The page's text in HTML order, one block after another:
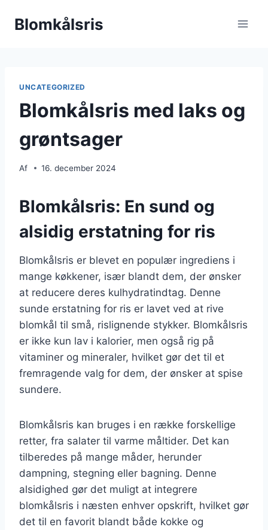
Blomkålsris
UNCATEGORIZED
Blomkålsris med laks og
grøntsager
Af 16. december 2024
Blomkålsris: En sund og
alsidig erstatning for ris
Blomkålsris er blevet en populær ingrediens i
mange køkkener, især blandt dem, der ønsker
at reducere deres kulhydratindtag. Denne
sunde erstatning for ris er lavet ved at rive
blomkål til små, rislignende stykker. Blomkålsris
er ikke kun lav i kalorier, men også rig på
vitaminer og mineraler, hvilket gør det til et
fremragende valg for dem, der ønsker at spise
sundere.
Blomkålsris kan bruges i en række forskellige
retter, fra salater til varme måltider. Det kan
tilberedes på mange måder, herunder
dampning, stegning eller bagning. Denne
alsidighed gør det muligt at integrere
blomkålsris i næsten enhver opskrift, hvilket gør
det til en favorit blandt både kokke og